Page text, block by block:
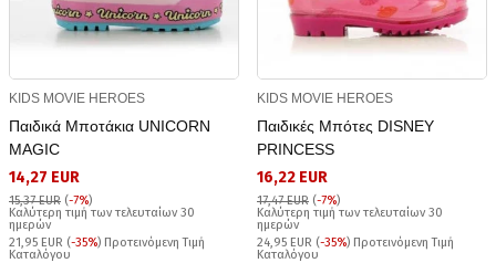
KIDS MOVIE HEROES
Παιδικά Μποτάκια UNICORN
MAGIC
14,27 EUR
15,37 EUR (-7%)
Καλύτερη τιμή των τελευταίων 30
ημερών
21,95 EUR (-35%) Προτεινόμενη Τιμή
Καταλόγου
KIDS MOVIE HEROES
Παιδικές Μπότες DISNEY
PRINCESS
16,22 EUR
17,47 EUR (-7%)
Καλύτερη τιμή των τελευταίων 30
ημερών
24,95 EUR (-35%) Προτεινόμενη Τιμή
Καταλόγου